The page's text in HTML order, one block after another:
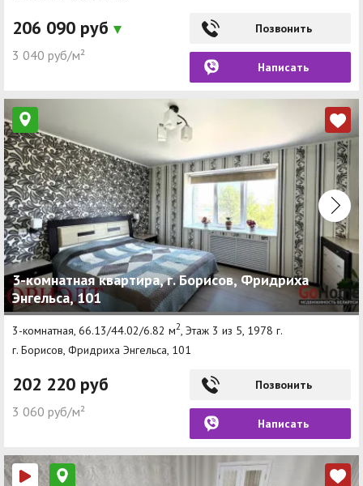
206 090 руб
3 040 руб/м²
Позвонить
Написать
3-комнатная квартира, г. Борисов, Фридриха
Энгельса, 101
3-комнатная, 66.13/44.02/6.82 м2, Этаж 3 из 5, 1978 г.
г. Борисов, Фридриха Энгельса, 101
202 220 руб
3 060 руб/м²
Позвонить
Написать